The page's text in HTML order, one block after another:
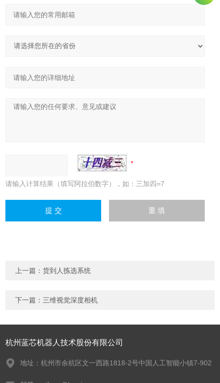
请输入计算结果（填写阿拉伯数字），如：三加四=7
上一篇：货到人拣选系统
下一篇： 三维视觉深度相机
杭州蓝芯机器人技术股份有限公司
地址：杭州市余杭区文一西路1818-2号中国人工智能小镇7-902